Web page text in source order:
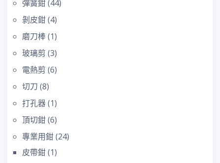
彈簧鉗(44)
剝皮鉗(4)
磨刀棒(1)
玻璃剪 (3)
電熱剪 (6)
切刀 (8)
打孔器(1)
頂切鉗(6)
專業用鉗(24)
皮帶鉗(1)